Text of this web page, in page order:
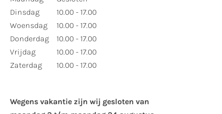
Dinsdag
Woensdag
Donderdag
Vrijdag
Zaterdag
10.00 - 17.00
10.00 - 17.00
10.00 - 17.00
10.00 - 17.00
10.00 - 17.00
Wegens vakantie zijn wij gesloten van ​